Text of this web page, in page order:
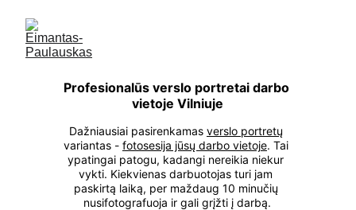
Profesionalūs verslo portretai darbo
vietoje Vilniuje
Dažniausiai pasirenkamas verslo portretų
variantas - fotosesija jūsų darbo vietoje. Tai
ypatingai patogu, kadangi nereikia niekur
vykti. Kiekvienas darbuotojas turi jam
paskirtą laiką, per maždaug 10 minučių
nusifotografuoja ir gali grįžti į darbą.